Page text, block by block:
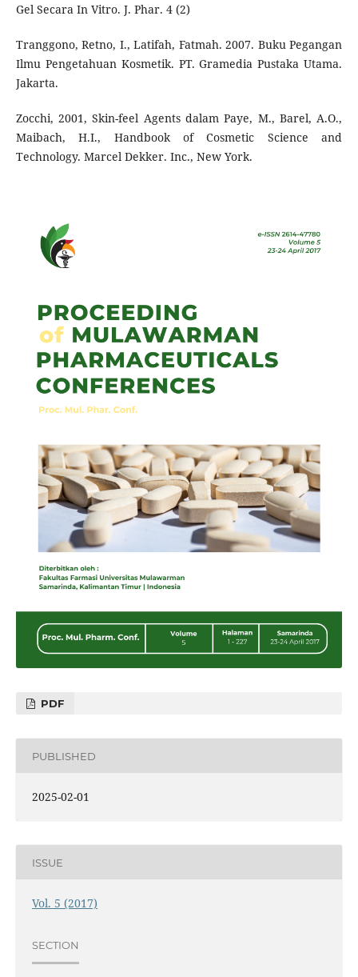
Gel Secara In Vitro. J. Phar. 4 (2)
Tranggono, Retno, I., Latifah, Fatmah. 2007. Buku Pegangan
Ilmu Pengetahuan Kosmetik. PT. Gramedia Pustaka Utama.
Jakarta.
Zocchi, 2001, Skin-feel Agents dalam Paye, M., Barel, A.O.,
Maibach, H.I., Handbook of Cosmetic Science and
Technology. Marcel Dekker. Inc., New York.
PDF
PUBLISHED
2025-02-01
ISSUE
Vol. 5 (2017)
SECTION